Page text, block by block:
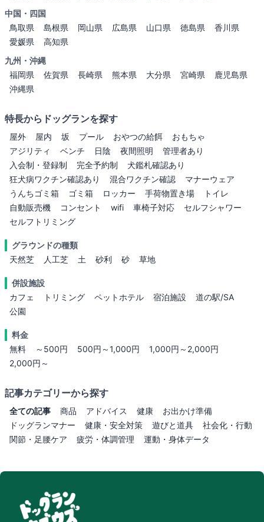
中国・四国
鳥取県
島根県 岡山県 広島県 山口県 徳島県
香川県
愛媛県
高知県
九州・沖縄
福岡県
佐賀県 長崎県 熊本県 大分県 宮崎県
鹿児島県
沖縄県
特長からドッグランを探す
屋外 屋内 坂 プール おやつの給餌
おもちゃ
アジリティ
ベンチ 日陰 夜間照明
管理者あり
入会制・登録制
完全予約制
犬鑑札確認あり
狂犬病ワクチン確認あり
混合ワクチン確認
マナーウェア
うんちゴミ箱
ゴミ箱 ロッカー 手荷物置き場
トイレ
自動販売機
コンセント wifi 車椅子対応
セルフシャワー
セルフトリミング
グラウンドの種類
天然芝
人工芝 土 砂利 砂 草地
併設施設
カフェ
トリミング ペットホテル 宿泊施設
道の駅/SA
公園
料金
無料
～500円 500円～1,000円
1,000円～2,000円
2,000円～
記事カテゴリーから探す
全ての記事 商品 アドバイス 健康
お出かけ準備
ドッグランマナー
健康・安全対策 遊びと道具
社会化・行動
関節・足腰ケア
疲労・体調管理 運動・身体データ